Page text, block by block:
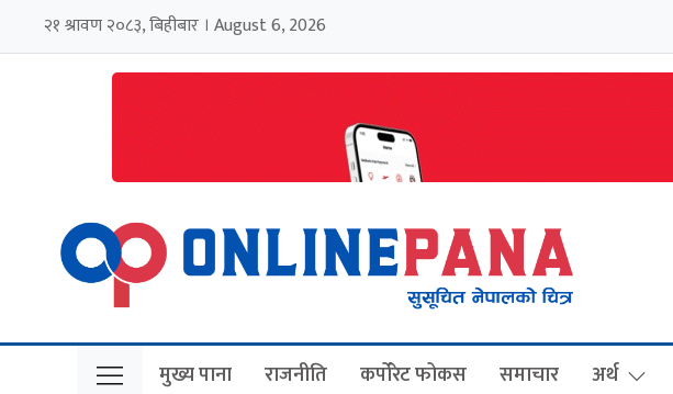
२१ श्रावण २०८३, बिहीबार । August 6, 2026
मुख्य पाना राजनीति कर्पोरेट फोकस समाचार अर्थ